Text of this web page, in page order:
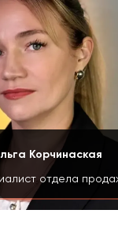
Корчинаская
отдела